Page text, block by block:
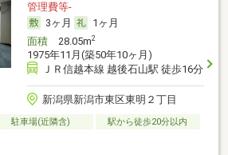
管理費等-
3ヶ月
1ヶ月
面積28.05m2
1975年11月(築50年10ヶ月)
ＪＲ信越本線 越後石山駅 徒歩16分
新潟県新潟市東区東明２丁目
駐車場(近隣含)
駅から徒歩20分以内